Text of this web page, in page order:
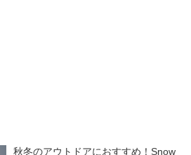
秋冬のアウトドアにおすすめ！Snow